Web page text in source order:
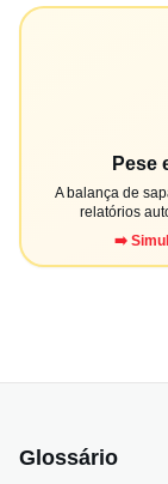
Pese
A balança de
relatórios
➡️
Glossário